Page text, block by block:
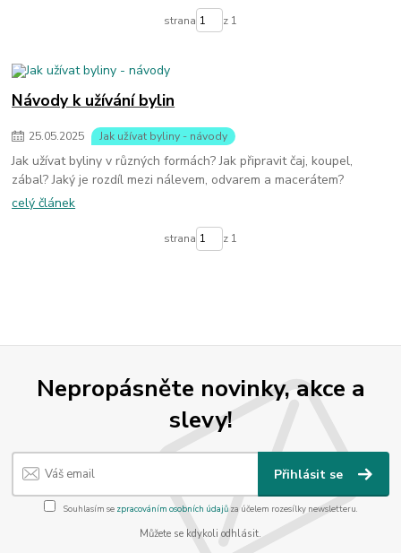
strana z 1
Návody k užívání bylin
25.05.2025 Jak užívat byliny - návody
Jak užívat byliny v různých formách? Jak připravit čaj, koupel,
zábal? Jaký je rozdíl mezi nálevem, odvarem a macerátem?
celý článek
strana z 1
Nepropásněte novinky, akce a
slevy!
Přihlásit se
Souhlasím se zpracováním osobních údajůza účelem rozesílky newsletteru.
Můžete se kdykoli odhlásit.